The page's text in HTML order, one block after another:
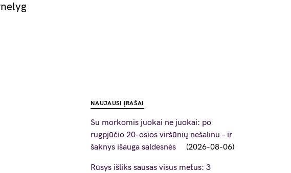
NAUJAUSI ĮRAŠAI
Su morkomis juokai ne juokai: po
rugpjūčio 20-osios viršūnių nešalinu – ir
šaknys išauga saldesnės
2026-08-06
Rūsys išliks sausas visus metus: 3